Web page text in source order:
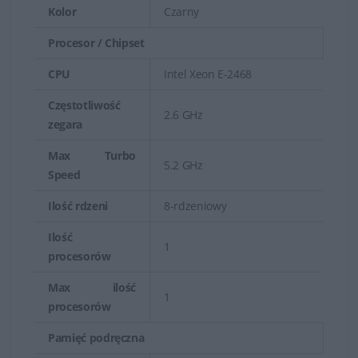
Serwery Dell Tower zwykle są wyposażone w większą
liczbę wnęk na dyski twarde. Jest to doskonałe
rozwiązanie dla placówek i oddziałów przedsiębiorstw.
jako jednostki przenośne. Dodatkowa pamięć masowa
SCSI/SAS/SATA lub pamięci masowej fibre channel.
Kolor Czarny
Procesor / Chipset
CPU Intel Xeon E-2468
Częstotliwość
zegara
2.6 GHz
Max Turbo
Speed
5.2 GHz
Ilość rdzeni 8-rdzeniowy
Ilość
procesorów
1
Max ilość
procesorów
1
Pamięć podręczna